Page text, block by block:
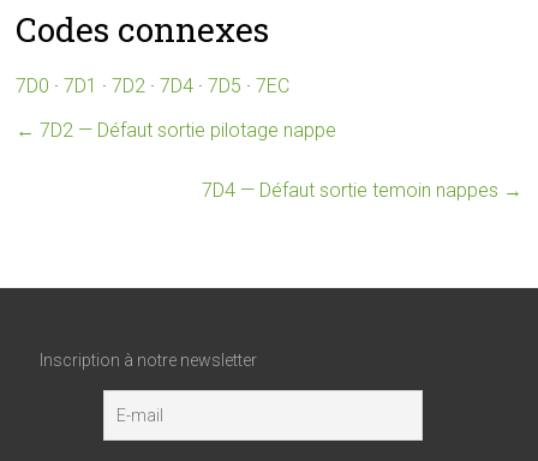
Codes connexes
7D0 ·7D1 ·7D2 ·7D4 ·7D5 ·7EC
← 7D2 — Défaut sortie pilotage nappe
7D4 — Défaut sortie temoin nappes →
Inscription à notre newsletter